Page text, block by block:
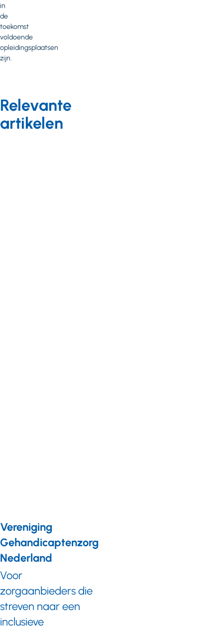
in
de
toekomst
voldoende
opleidingsplaatsen
zijn.
Relevante
artikelen
Vereniging
Gehandicaptenzorg
Nederland
Voor
zorgaanbieders die
streven naar een
inclusieve